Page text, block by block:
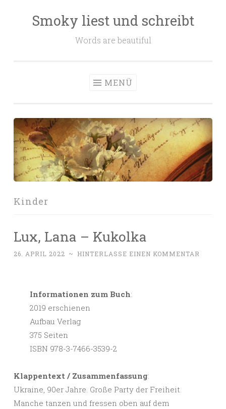
Smoky liest und schreibt
Words are beautiful
MENÜ
Kinder
Lux, Lana – Kukolka
26. APRIL 2022 ~ HINTERLASSE EINEN KOMMENTAR
Informationen zum Buch:
2019 erschienen
Aufbau Verlag
375 Seiten
ISBN 978-3-7466-3539-2
Klappentext / Zusammenfassung:
Ukraine, 90er Jahre. Große Party der Freiheit.
Manche tanzen und fressen oben auf dem